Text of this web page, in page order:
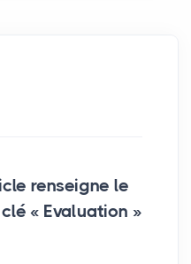
renseigne le
« Evaluation »